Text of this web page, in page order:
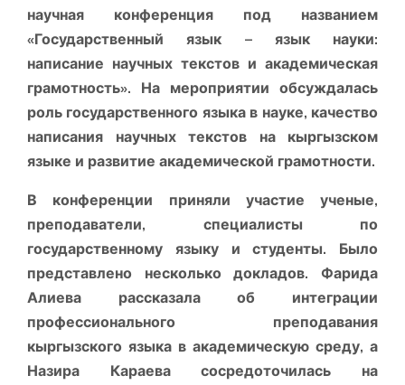
научная конференция под названием
«Государственный язык – язык науки:
написание научных текстов и академическая
грамотность». На мероприятии обсуждалась
роль государственного языка в науке, качество
написания научных текстов на кыргызском
языке и развитие академической грамотности.
В конференции приняли участие ученые,
преподаватели, специалисты по
государственному языку и студенты. Было
представлено несколько докладов. Фарида
Алиева рассказала об интеграции
профессионального преподавания
кыргызского языка в академическую среду, а
Назира Караева сосредоточилась на